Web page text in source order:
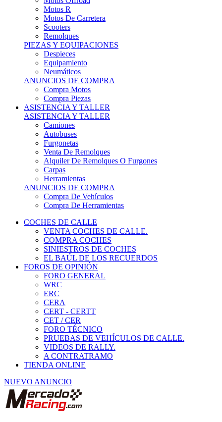
Motos R
Motos De Carretera
Scooters
Remolques
PIEZAS Y EQUIPACIONES
Despieces
Equipamiento
Neumáticos
ANUNCIOS DE COMPRA
Compra Motos
Compra Piezas
ASISTENCIA Y TALLER
ASISTENCIA Y TALLER
Camiones
Autobuses
Furgonetas
Venta De Remolques
Alquiler De Remolques O Furgones
Carpas
Herramientas
ANUNCIOS DE COMPRA
Compra De Vehículos
Compra De Herramientas
COCHES DE CALLE
VENTA COCHES DE CALLE.
COMPRA COCHES
SINIESTROS DE COCHES
EL BAÚL DE LOS RECUERDOS
FOROS DE OPINIÓN
FORO GENERAL
WRC
ERC
CERA
CERT - CERTT
CET / CER
FORO TÉCNICO
PRUEBAS DE VEHÍCULOS DE CALLE.
VIDEOS DE RALLY.
A CONTRATRAMO
TIENDA ONLINE
NUEVO ANUNCIO